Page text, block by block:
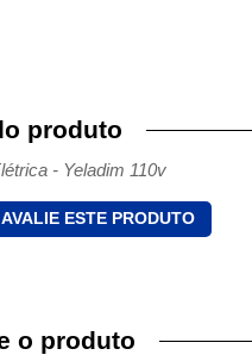
produto
- Yeladim 110v
AVALIE ESTE PRODUTO
o produto